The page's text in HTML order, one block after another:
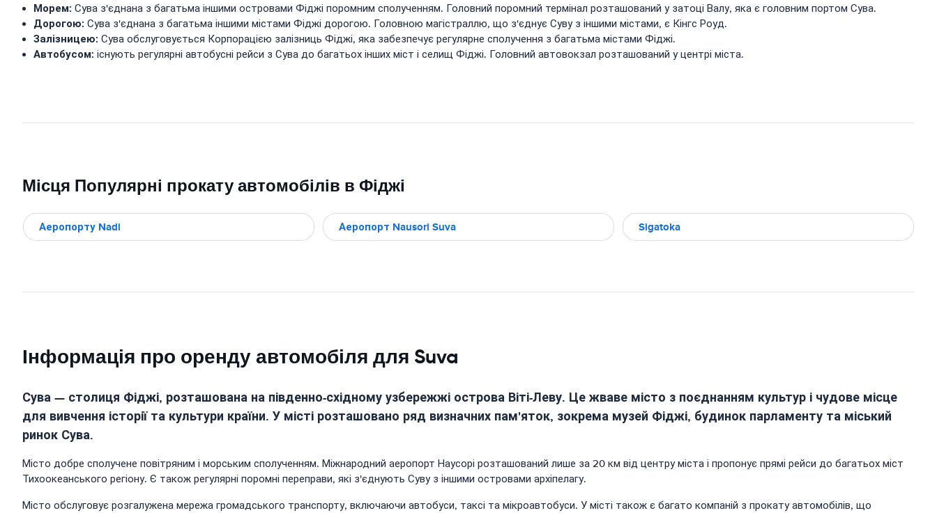
Морем: Сува з'єднана з багатьма іншими островами Фіджі поромним сполученням. Головний поромний термінал розташований у затоці Валу, яка є головним портом Сува.
Дорогою: Сува з'єднана з багатьма іншими містами Фіджі дорогою. Головною магістраллю, що з'єднує Суву з іншими містами, є Кінгс Роуд.
Залізницею: Сува обслуговується Корпорацією залізниць Фіджі, яка забезпечує регулярне сполучення з багатьма містами Фіджі.
Автобусом: існують регулярні автобусні рейси з Сува до багатьох інших міст і селищ Фіджі. Головний автовокзал розташований у центрі міста.
Місця Популярні прокату автомобілів в Фіджі
Аеропорту Nadi Аеропорт Nausori Suva Sigatoka
Інформація про оренду автомобіля для Suva
Сува — столиця Фіджі, розташована на південно-східному узбережжі острова Віті-Леву. Це жваве місто з поєднанням культур і чудове місце
для вивчення історії та культури країни. У місті розташовано ряд визначних пам'яток, зокрема музей Фіджі, будинок парламенту та міський
ринок Сува.
Місто добре сполучене повітряним і морським сполученням. Міжнародний аеропорт Наусорі розташований лише за 20 км від центру міста і пропонує прямі рейси до багатьох міст
Тихоокеанського регіону. Є також регулярні поромні переправи, які з'єднують Суву з іншими островами архіпелагу.
Місто обслуговує розгалужена мережа громадського транспорту, включаючи автобуси, таксі та мікроавтобуси. У місті також є багато компаній з прокату автомобілів, що